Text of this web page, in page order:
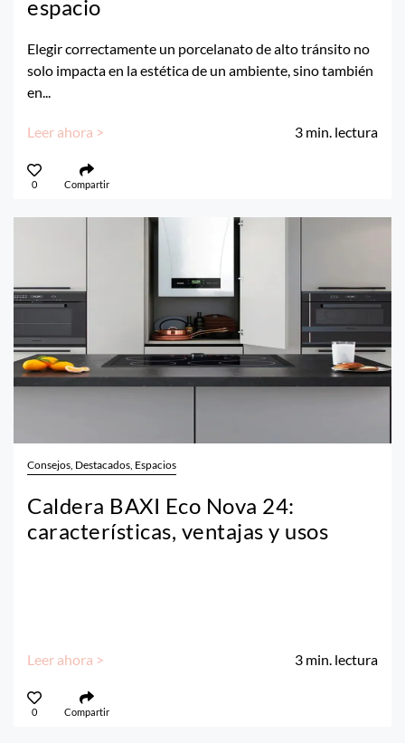
espacio
Elegir correctamente un porcelanato de alto tránsito no
solo impacta en la estética de un ambiente, sino también
en...
Leer ahora > 3 min. lectura
0 Compartir
Consejos, Destacados, Espacios
Caldera BAXI Eco Nova 24:
características, ventajas y usos
Leer ahora > 3 min. lectura
0 Compartir